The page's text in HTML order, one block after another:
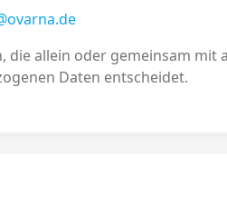
allein oder gemeinsam mit
Daten entscheidet.